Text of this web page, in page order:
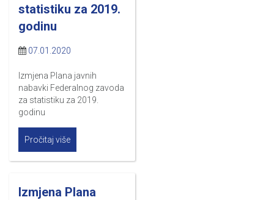
statistiku za 2019.
godinu
07.01.2020
Izmjena Plana javnih
nabavki Federalnog zavoda
za statistiku za 2019.
godinu
Pročitaj više
Izmjena Plana